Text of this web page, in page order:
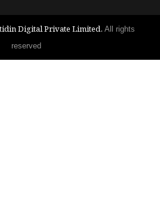
Digital Private Limited. All rights
reserved